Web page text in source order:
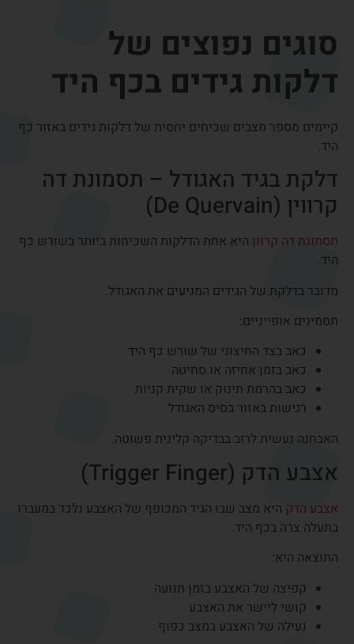
אצבע הדק (Trigger Finger)
אצבע הדק
היא מצב שבו הגיד המכופף של האצבע נלכד במעברו
התוצאה היא:
קפיצה של האצבע בזמן תנועה
קושי ליישר את האצבע
נעילה של האצבע במצב כפוף
לעיתים התופעה בולטת במיוחד בשעות הבוקר.
דלקת בגידי שורש כף
היד
דלקות מסוג זה יכולות להופיע בעקבות עומס חוזר או פעילות
פיזית מאומצת.
כאב בזמן סיבוב שורש כף היד
כאב בהרמת משאות
רגישות לאורך הגידים
איך מאבחנים דלקת
בגיד כף היד?
אבחון נכון הוא שלב חשוב בהתאמת הטיפול.